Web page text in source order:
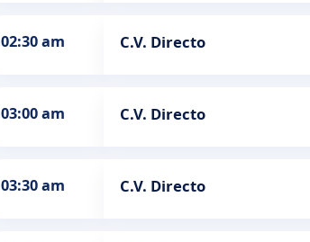
02:30 am C.V. Directo
03:00 am C.V. Directo
03:30 am C.V. Directo